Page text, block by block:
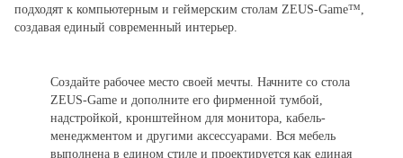
подходят к компьютерным и геймерским столам ZEUS-Game™,
создавая единый современный интерьер.
Создайте рабочее место своей мечты. Начните со стола
ZEUS-Game и дополните его фирменной тумбой,
надстройкой, кронштейном для монитора, кабель-
менеджментом и другими аксессуарами. Вся мебель
выполнена в едином стиле и проектируется как единая